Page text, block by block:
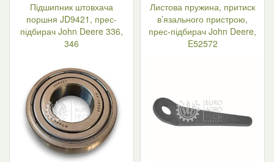
Підшипник штовхача
поршня JD9421, прес-
підбирач John Deere 336,
346
Листова пружина, притиск
в’язального пристрою,
прес-підбирач John Deere,
E52572